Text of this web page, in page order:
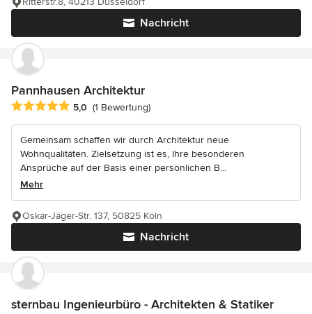
Nachricht
Pannhausen Architektur
Durchschnittliche Bewertung: 5 von 5 Sternen
5,0 (1 Bewertung)
Gemeinsam schaffen wir durch Architektur neue
Wohnqualitäten. Zielsetzung ist es, Ihre besonderen
Ansprüche auf der Basis einer persönlichen B...
Mehr
Nachricht
Oskar-Jäger-Str. 137, 50825 Köln
sternbau Ingenieurbüro - Architekten & Statiker